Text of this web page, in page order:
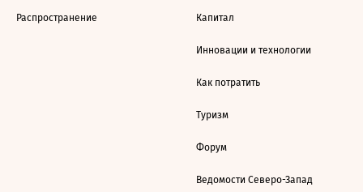
Распространение Капитал
Инновации и технологии
Как потратить
Туризм
Форум
Ведомости Северо-Запад